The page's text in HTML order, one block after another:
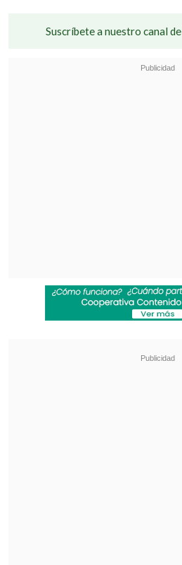
Suscríbete a nuestro canal de